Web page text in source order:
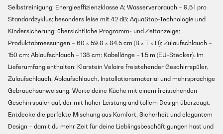
Selbstreinigung; Energieeffizienzklasse A; Wasserverbrauch – 9,5 l pro
Standardzyklus; besonders leise mit 42 dB; AquaStop-Technologie und
Kindersicherung; übersichtliche Programm- und Zeitanzeige;
Produktabmessungen – 60 × 59,8 × 84,5 cm (B × T × H); Zulaufschlauch –
150 cm; Ablaufschlauch – 138 cm; Kabellänge – 1,5 m (EU-Stecker). Im
Lieferumfang enthalten: Klarstein Velaire freistehender Geschirrspüler,
Zulaufschlauch, Ablaufschlauch, Installationsmaterial und mehrsprachige
Gebrauchsanweisung. Werte deine Küche mit einem freistehenden
Geschirrspüler auf, der mit hoher Leistung und tollem Design überzeugt.
Entdecke die perfekte Mischung aus Komfort, Sicherheit und elegantem
Design – damit du mehr Zeit für deine Lieblingsbeschäftigungen hast und